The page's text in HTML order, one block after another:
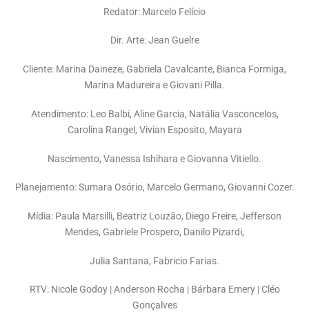
Redator: Marcelo Felício
Dir. Arte: Jean Guelre
Cliente: Marina Daineze, Gabriela Cavalcante, Bianca Formiga,
Marina Madureira e Giovani Pilla.
Atendimento: Leo Balbi, Aline Garcia, Natália Vasconcelos,
Carolina Rangel, Vivian Esposito, Mayara
Nascimento, Vanessa Ishihara e Giovanna Vitiello.
Planejamento: Sumara Osório, Marcelo Germano, Giovanni Cozer.
Mídia: Paula Marsilli, Beatriz Louzão, Diego Freire, Jefferson
Mendes, Gabriele Prospero, Danilo Pizardi,
Julia Santana, Fabricio Farias.
RTV: Nicole Godoy | Anderson Rocha | Bárbara Emery | Cléo
Gonçalves